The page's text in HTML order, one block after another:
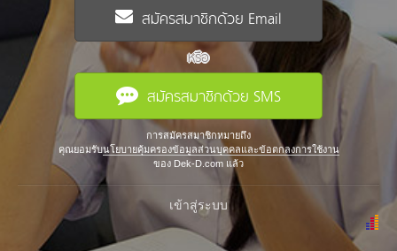
สมัครสมาชิกด้วย Email
หรือ
สมัครสมาชิกด้วย SMS
การสมัครสมาชิกหมายถึง
คุณยอมรับนโยบายคุ้มครองข้อมูลส่วนบุคคลและข้อตกลงการใช้งาน
ของ Dek-D.com แล้ว
เข้าสู่ระบบ